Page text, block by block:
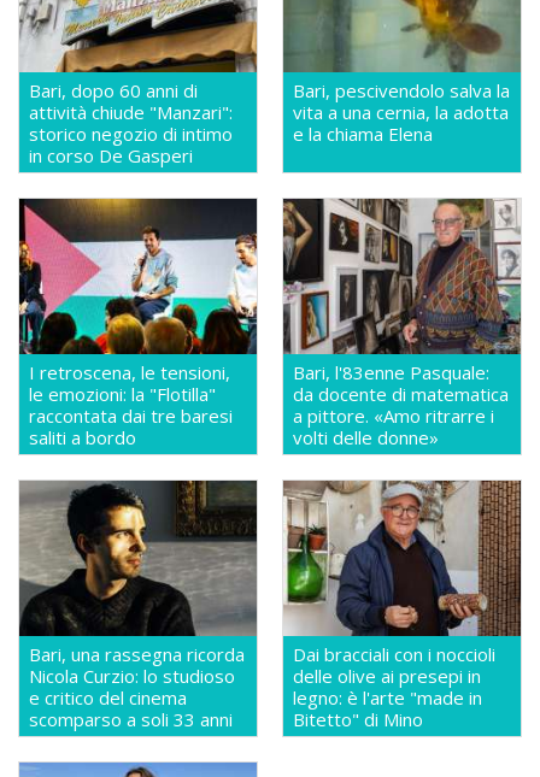
Bari, dopo 60 anni di
attività chiude "Manzari":
storico negozio di intimo
in corso De Gasperi
Bari, pescivendolo salva la
vita a una cernia, la adotta
e la chiama Elena
I retroscena, le tensioni,
le emozioni: la "Flotilla"
raccontata dai tre baresi
saliti a bordo
Bari, l'83enne Pasquale:
da docente di matematica
a pittore. «Amo ritrarre i
volti delle donne»
Bari, una rassegna ricorda
Nicola Curzio: lo studioso
e critico del cinema
scomparso a soli 33 anni
Dai bracciali con i noccioli
delle olive ai presepi in
legno: è l'arte "made in
Bitetto" di Mino